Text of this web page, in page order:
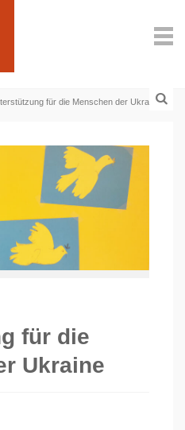
für die Menschen der Ukraine
für die
Ukraine